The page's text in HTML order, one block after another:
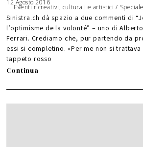
12 Agosto 2016
Eventi ricreativi, culturali e artistici /
Sinistra.ch dà spazio a due commenti di
l’optimisme de la volonté” – uno di
Ferrari. Crediamo che, pur partendo da
essi si completino. «Per me non si
tappeto rosso
Continua